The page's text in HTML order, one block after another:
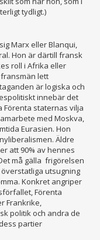
tydligt.)
Marx eller Blanqui,
Hon är därtill fransk
roll i Afrika eller
lett
är logiska och
innebär det
Förenta staternas vilja
med Moskva,
Eurasien. Hon
Äldre
att 90% av hennes
må gälla frigörelsen
utsugning
Konkret angriper
Förenta
Frankrike,
politik och andra de
partier